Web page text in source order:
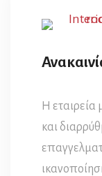
Η εταιρεία
και